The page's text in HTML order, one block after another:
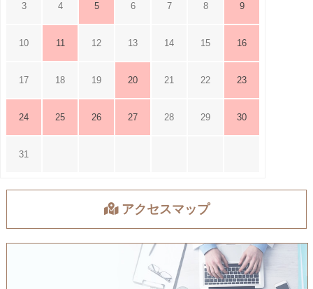
3 4 5 6 7 8 9
10 11 12 13 14 15 16
17 18 19 20 21 22 23
24 25 26 27 28 29 30
31
アクセスマップ